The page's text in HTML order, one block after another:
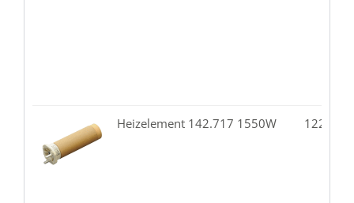
Heizelement 142.717 1550W 122.10-